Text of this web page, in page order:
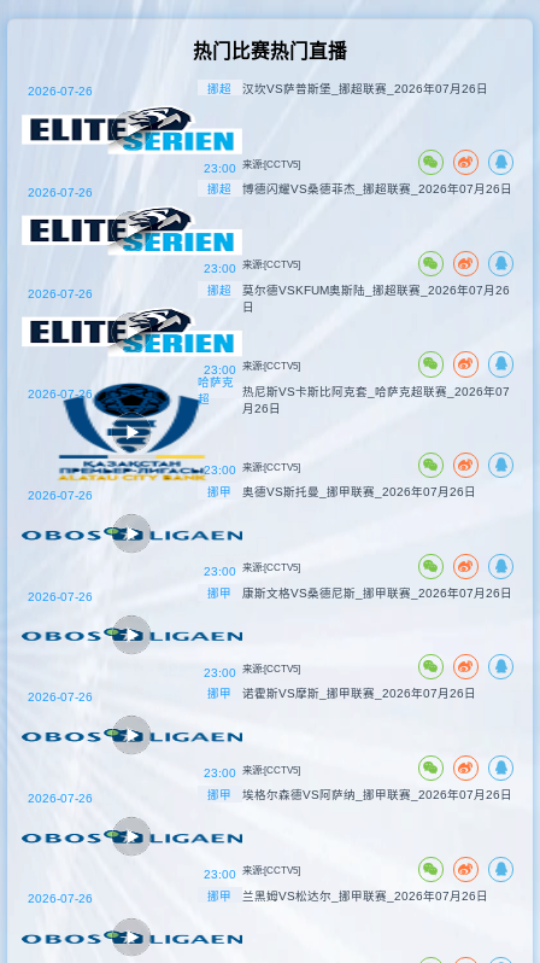
热门比赛热门直播
挪超
23:00
2026-07-26 汉坎VS萨普斯堡_挪超联赛_2026年07月26日
来源:[CCTV5]
挪超
23:00
2026-07-26 博德闪耀VS桑德菲杰_挪超联赛_2026年07月26日
来源:[CCTV5]
挪超
23:00
2026-07-26
莫尔德VSKFUM奥斯陆_挪超联赛_2026年07月26
日
来源:[CCTV5]
哈萨克
超
23:00
2026-07-26
热尼斯VS卡斯比阿克套_哈萨克超联赛_2026年07
月26日
来源:[CCTV5]
挪甲
23:00
2026-07-26 奥德VS斯托曼_挪甲联赛_2026年07月26日
来源:[CCTV5]
挪甲
23:00
2026-07-26 康斯文格VS桑德尼斯_挪甲联赛_2026年07月26日
来源:[CCTV5]
挪甲
23:00
2026-07-26 诺霍斯VS摩斯_挪甲联赛_2026年07月26日
来源:[CCTV5]
挪甲
23:00
2026-07-26 埃格尔森德VS阿萨纳_挪甲联赛_2026年07月26日
来源:[CCTV5]
挪甲
2026-07-26 兰黑姆VS松达尔_挪甲联赛_2026年07月26日